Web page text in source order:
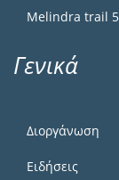
Melindra trail
Γενικά
Διοργάνωση
Ειδήσεις